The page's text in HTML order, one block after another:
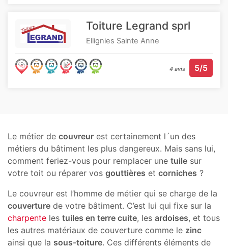
Toiture Legrand sprl
Ellignies Sainte Anne
4 avis 5/5
Le métier de couvreur est certainement l´un des
métiers du bâtiment les plus dangereux. Mais sans lui,
comment feriez-vous pour remplacer une tuile sur
votre toit ou réparer vos gouttières et corniches ?
Le couvreur est l’homme de métier qui se charge de la
couverture de votre bâtiment. C’est lui qui fixe sur la
charpente les tuiles en terre cuite, les ardoises, et tous
les autres matériaux de couverture comme le zinc
ainsi que la sous-toiture. Ces différents éléments de